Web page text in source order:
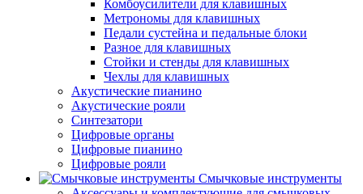
Комбоусилители для клавишных
Метрономы для клавишных
Педали сустейна и педальные блоки
Разное для клавишных
Стойки и стенды для клавишных
Чехлы для клавишных
Акустические пианино
Акустические рояли
Синтезатори
Цифровые органы
Цифровые пианино
Цифровые рояли
Смычковые инструменты